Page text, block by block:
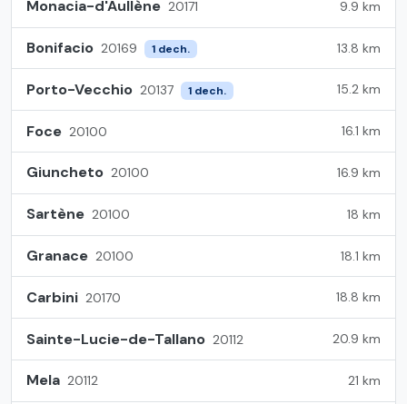
Monacia-d'Aullène 20171 9.9 km
Bonifacio 20169 1 dech. 13.8 km
Porto-Vecchio 20137 1 dech. 15.2 km
Foce 20100 16.1 km
Giuncheto 20100 16.9 km
Sartène 20100 18 km
Granace 20100 18.1 km
Carbini 20170 18.8 km
Sainte-Lucie-de-Tallano 20112 20.9 km
Mela 20112 21 km